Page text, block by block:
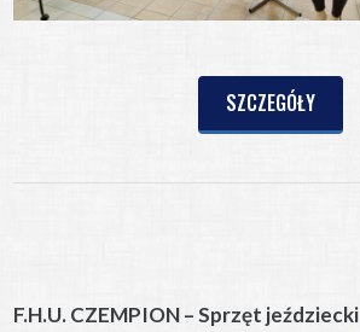
SZCZEGÓŁY
F.H.U. CZEMPION – Sprzęt jeździecki